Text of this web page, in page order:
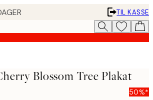
TIL KASSE
Blossom Tree Plakat
50%*